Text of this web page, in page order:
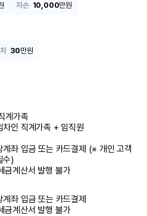
자손 10,000만원
30만원
계가족
차인 직계가족 + 임직원
계좌 입금 또는 카드결제 (※ 개인 고객
수)
금계산서 발행 불가
좌 입금 또는 카드결제
금계산서 발행 불가